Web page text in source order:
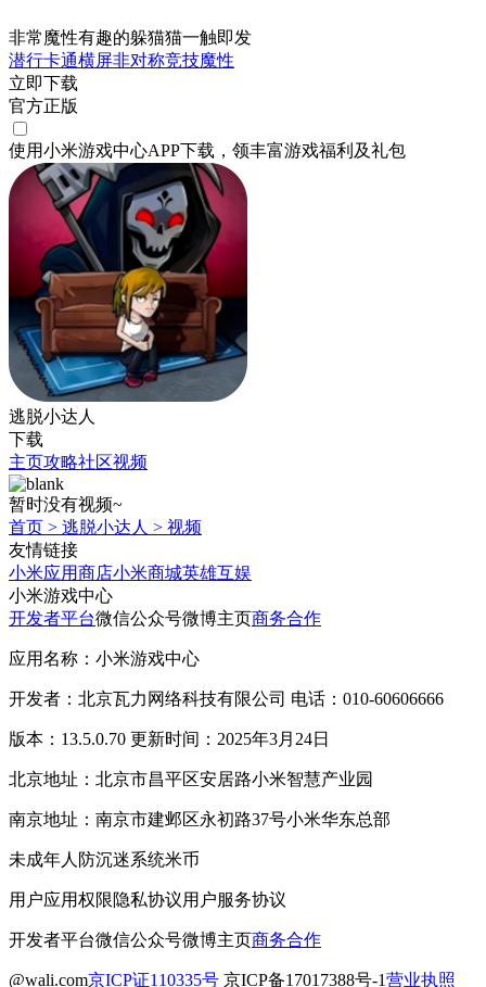
非常魔性有趣的躲猫猫一触即发
潜行卡通横屏非对称竞技魔性
立即下载
官方正版
使用小米游戏中心APP下载 ，领丰富游戏福利 及礼包
逃脱小达人
下载
主页攻略社区视频
暂时没有视频~
首页 > 逃脱小达人 > 视频
友情链接
小米应用商店小米商城英雄互娱
小米游戏中心
开发者平台微信公众号微博主页商务合作
应用名称：小米游戏中心
开发者：北京瓦力网络科技有限公司 电话：010-60606666
版本：13.5.0.70 更新时间：2025年3月24日
北京地址：北京市昌平区安居路小米智慧产业园
南京地址：南京市建邺区永初路37号小米华东总部
未成年人防沉迷系统米币
用户应用权限隐私协议用户服务协议
开发者平台微信公众号微博主页商务合作
@wali.com京ICP证110335号 京ICP备17017388号-1营业执照